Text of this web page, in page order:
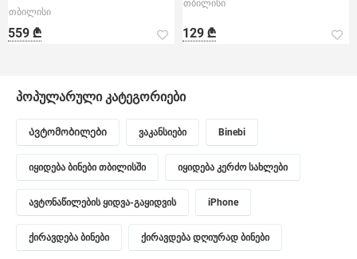
თბილისი
559 ₾
თბილისი
129 ₾
პოპულარული კატეგორიები
Ავტომობილები ვაკანსიები Binebi
იყიდება ბინები თბილისში იყიდება კერძო სახლები
ავტონაწილების ყიდვა-გაყიდვის iPhone
ქირავდება ბინები ქირავდება დღიურად ბინები